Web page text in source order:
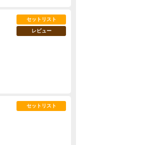
セットリスト
レビュー
セットリスト